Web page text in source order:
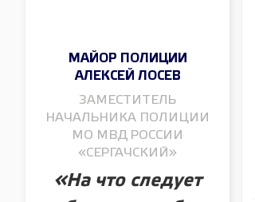
МАЙОР ПОЛИЦИИ
АЛЕКСЕЙ ЛОСЕВ
ЗАМЕСТИТЕЛЬ
НАЧАЛЬНИКА ПОЛИЦИИ
МО МВД РОССИИ
«СЕРГАЧСКИЙ»
«На что следует